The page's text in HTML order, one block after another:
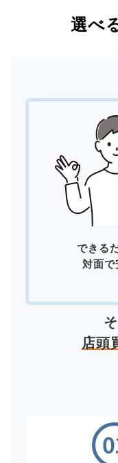
選べ
できる
対面で
店頭